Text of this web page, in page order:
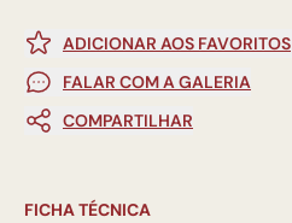
ADICIONAR AOS FAVORITOS
FALAR COM A GALERIA
COMPARTILHAR
FICHA TÉCNICA